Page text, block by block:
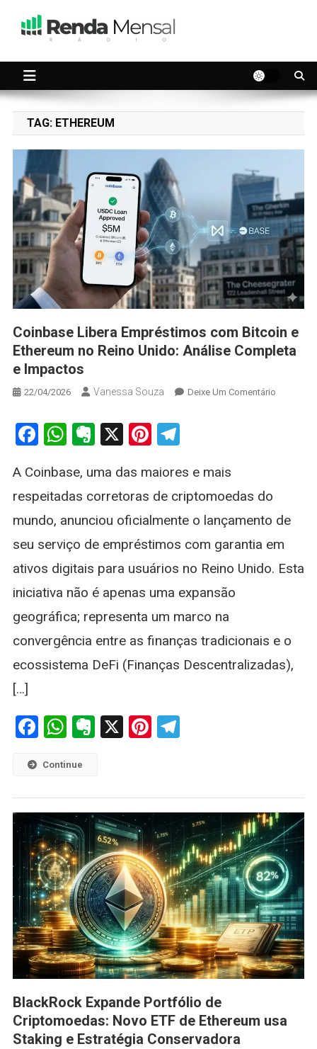
TAG: ETHEREUM
Coinbase Libera Empréstimos com Bitcoin e
Ethereum no Reino Unido: Análise Completa
e Impactos
22/04/2026 Vanessa Souza Deixe Um ComentárioOn
No
Análise
Facebook
WhatsApp
Evernote
X Pinterest
Telegram
A Coinbase, uma das maiores e mais
respeitadas corretoras de criptomoedas do
mundo, anunciou oficialmente o lançamento de
seu serviço de empréstimos com garantia em
ativos digitais para usuários no Reino Unido. Esta
iniciativa não é apenas uma expansão
geográfica; representa um marco na
convergência entre as finanças tradicionais e o
ecossistema DeFi (Finanças Descentralizadas),
[…]
Facebook
WhatsApp
Evernote
X Pinterest
Telegram
Continue
BlackRock Expande Portfólio de
Criptomoedas: Novo ETF de Ethereum usa
Staking e Estratégia Conservadora